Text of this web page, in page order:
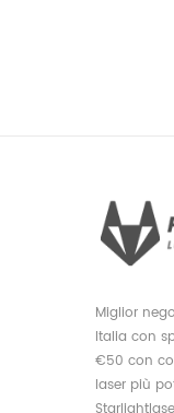
Miglior
Italia con
€50 con
laser più